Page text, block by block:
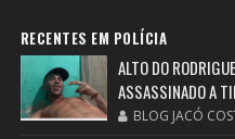
RECENTES EM POLÍCIA
ALTO DO
ASSASSINADO A
BLOG JACÓ